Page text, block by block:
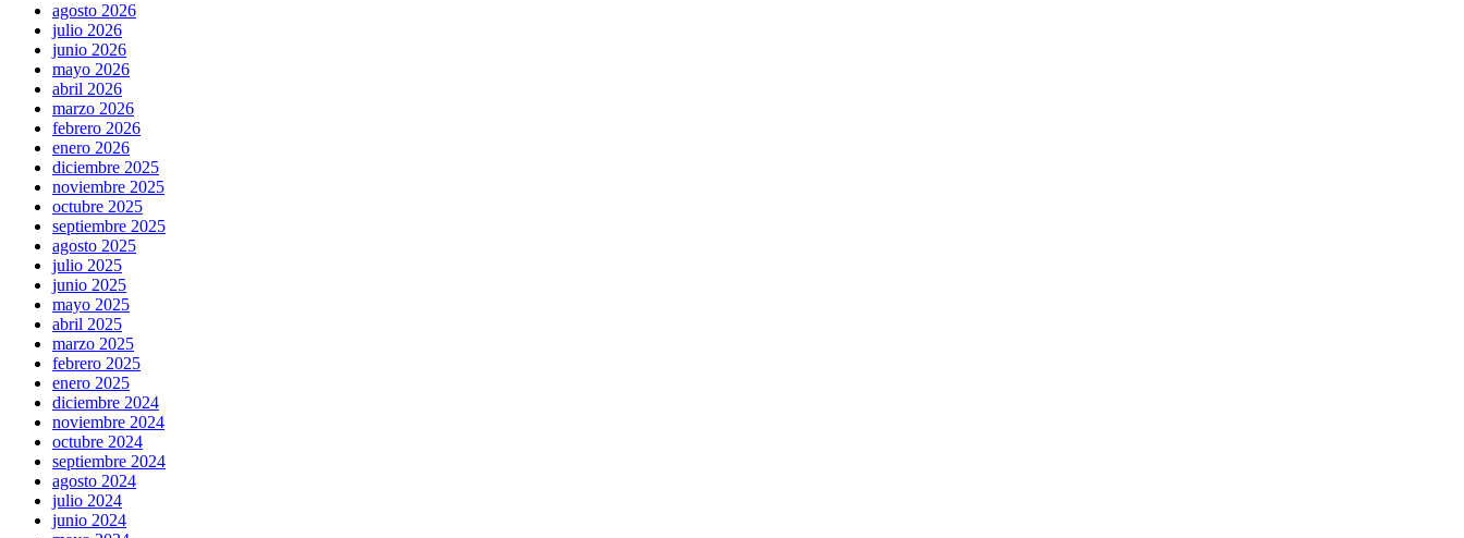
agosto 2026
julio 2026
junio 2026
mayo 2026
abril 2026
marzo 2026
febrero 2026
enero 2026
diciembre 2025
noviembre 2025
octubre 2025
septiembre 2025
agosto 2025
julio 2025
junio 2025
mayo 2025
abril 2025
marzo 2025
febrero 2025
enero 2025
diciembre 2024
noviembre 2024
octubre 2024
septiembre 2024
agosto 2024
julio 2024
junio 2024